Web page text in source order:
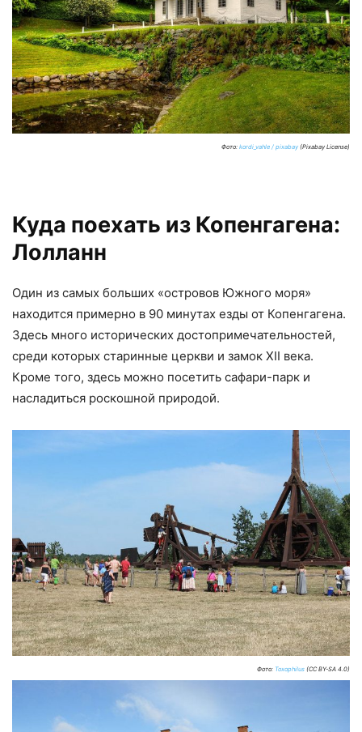
Фото: kordi_vahle / pixabay (Pixabay License)
Куда поехать из Копенгагена:
Лолланн
Один из самых больших «островов Южного моря»
находится примерно в 90 минутах езды от Копенгагена.
Здесь много исторических достопримечательностей,
среди которых старинные церкви и замок XII века.
Кроме того, здесь можно посетить сафари-парк и
насладиться роскошной природой.
Фото: Toxophilus (CC BY-SA 4.0)